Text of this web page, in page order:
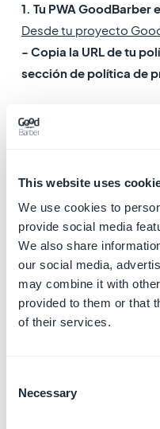
This website uses
We use cookies to
provide social media
We also share
our social media,
may combine it with
provided to them or that
of their services.
Selection
Necessary
1. Tu PWA GoodBarber
Desde tu proyecto
- Copia la URL de tu
sección de política de
2. Tu PWA GoodBarber
Tienes un sitio web
de privacidad en tu sitio
-​ Asegúrate de que tu
esté claramente
dentro del cuerpo de la
- Copia la URL de tu
página web de Política
No quieres usar
3.